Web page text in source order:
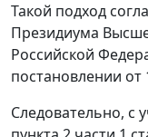
Такой подход
Президиума
Российской
постановлении от
Следовательно, с